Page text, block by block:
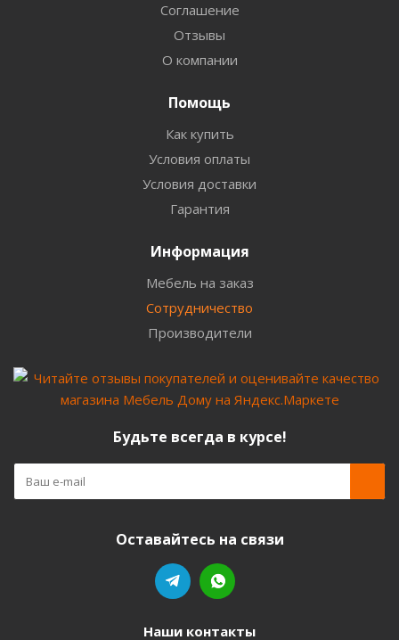
Соглашение
Отзывы
О компании
Помощь
Как купить
Условия оплаты
Условия доставки
Гарантия
Информация
Мебель на заказ
Сотрудничество
Производители
Будьте всегда в курсе!
Оставайтесь на связи
Наши контакты